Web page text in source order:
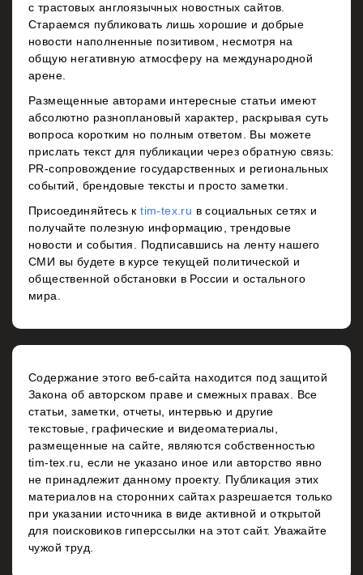
с трастовых англоязычных новостных сайтов.
Стараемся публиковать лишь хорошие и добрые
новости наполненные позитивом, несмотря на
общую негативную атмосферу на международной
арене.
Размещенные авторами интересные статьи имеют
абсолютно разноплановый характер, раскрывая суть
вопроса коротким но полным ответом. Вы можете
прислать текст для публикации через обратную связь:
PR-сопровождение государственных и региональных
событий, брендовые тексты и просто заметки.
Присоединяйтесь кtim-tex.ru в социальных сетях и
получайте полезную информацию, трендовые
новости и события. Подписавшись на ленту нашего
СМИ вы будете в курсе текущей политической и
общественной обстановки в России и остального
мира.
Содержание этого веб-сайта находится под защитой
Закона об авторском праве и смежных правах. Все
статьи, заметки, отчеты, интервью и другие
текстовые, графические и видеоматериалы,
размещенные на сайте, являются собственностью
tim-tex.ru, если не указано иное или авторство явно
не принадлежит данному проекту. Публикация этих
материалов на сторонних сайтах разрешается только
при указании источника в виде активной и открытой
для поисковиков гиперссылки на этот сайт. Уважайте
чужой труд.